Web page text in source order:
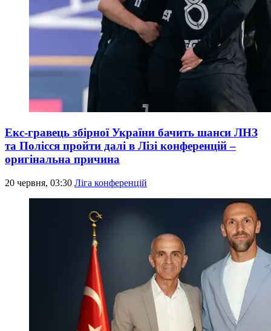
Екс-гравець збірної України бачить шанси ЛНЗ
та Полісся пройти далі в Лізі конференцій –
оригінальна причина
20 червня, 03:30 Ліга конференцій